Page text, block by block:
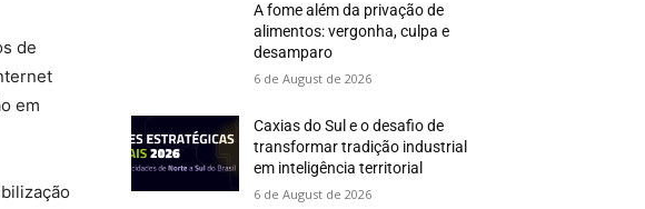
de
em
A fome além da privação de
alimentos: vergonha, culpa e
desamparo
6 de August de 2026
Caxias do Sul e o desafio de
transformar tradição industrial
em inteligência territorial
6 de August de 2026